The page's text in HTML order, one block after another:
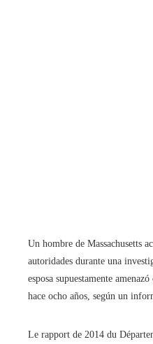
Un hombre de Massachusetts
autoridades durante una
esposa supuestamente
hace ocho años, según un
Le rapport de 2014 du